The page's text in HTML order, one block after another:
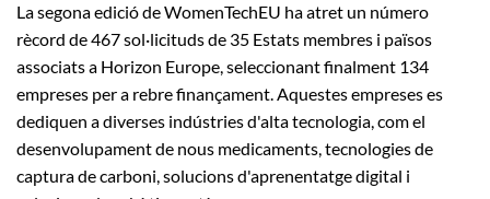
La segona edició de WomenTechEU ha atret un número
rècord de 467 sol·licituds de 35 Estats membres i països
associats a Horizon Europe, seleccionant finalment 134
empreses per a rebre finançament. Aquestes empreses es
dediquen a diverses indústries d'alta tecnologia, com el
desenvolupament de nous medicaments, tecnologies de
captura de carboni, solucions d'aprenentatge digital i